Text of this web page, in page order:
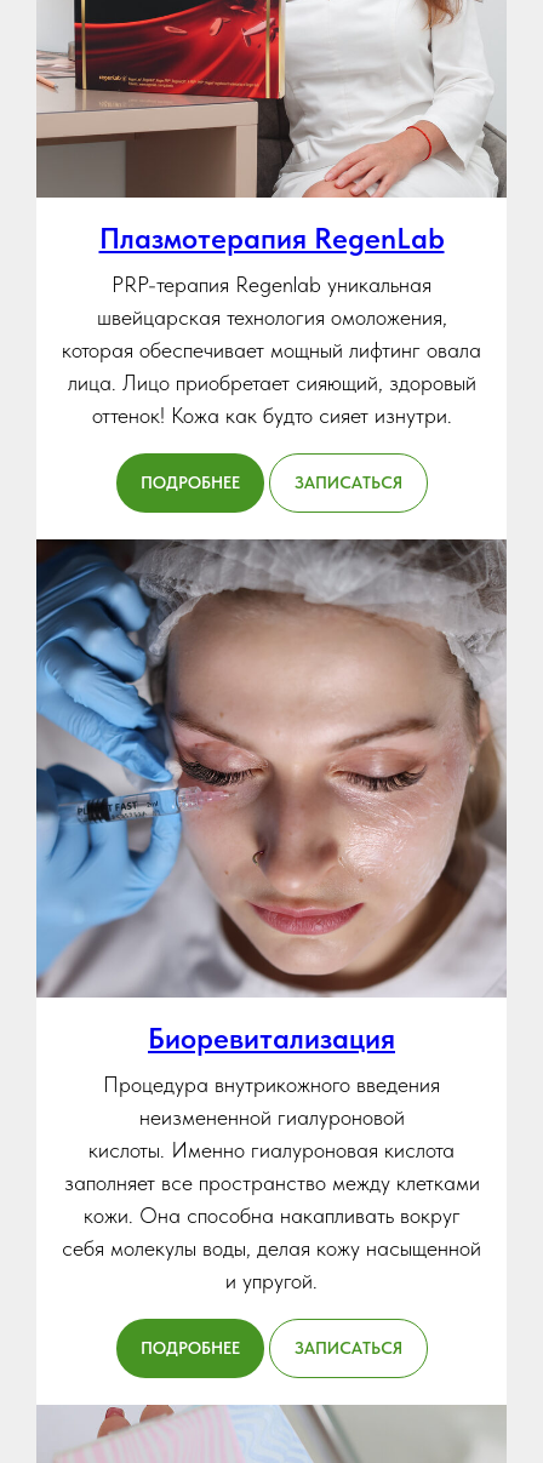
Плазмотерапия RegenLab
PRP-терапия Regenlab уникальная
швейцарская технология омоложения,
которая обеспечивает мощный лифтинг овала
лица. Лицо приобретает сияющий, здоровый
оттенок! Кожа как будто сияет изнутри.
ПОДРОБНЕЕ ЗАПИСАТЬСЯ
Биоревитализация
Процедура внутрикожного введения
неизмененной гиалуроновой
кислоты. Именно гиалуроновая кислота
заполняет все пространство между клетками
кожи. Она способна накапливать вокруг
себя молекулы воды, делая кожу насыщенной
и упругой.
ПОДРОБНЕЕ ЗАПИСАТЬСЯ